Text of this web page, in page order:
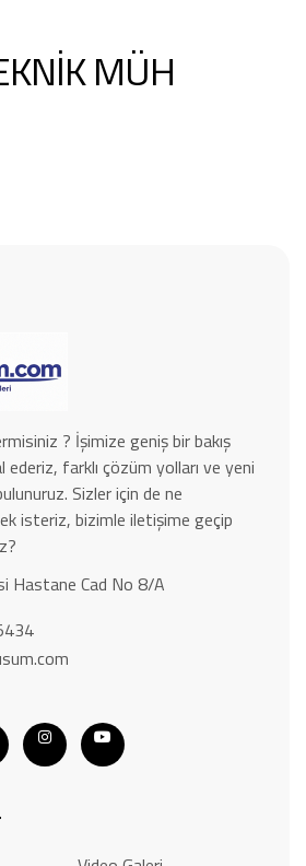
MÜH
? İşimize geniş bir bakış
ederiz, farklı çözüm yolları ve yeni
Sizler için de ne
isteriz, bizimle iletişime geçip
Hastane Cad No 8/A